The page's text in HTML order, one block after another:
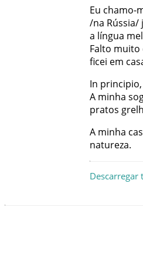
Eu chamo-
/na Rússia/
a língua
Falto muito
ficei em
In principio,
A minha
pratos
A minha
natureza.
Descarregar